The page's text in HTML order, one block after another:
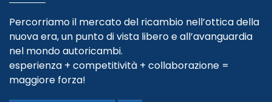
Percorriamo il mercato del ricambio nell’ottica della
nuova era, un punto di vista libero e all’avanguardia
nel mondo autoricambi.
esperienza + competitività + collaborazione =
maggiore forza!